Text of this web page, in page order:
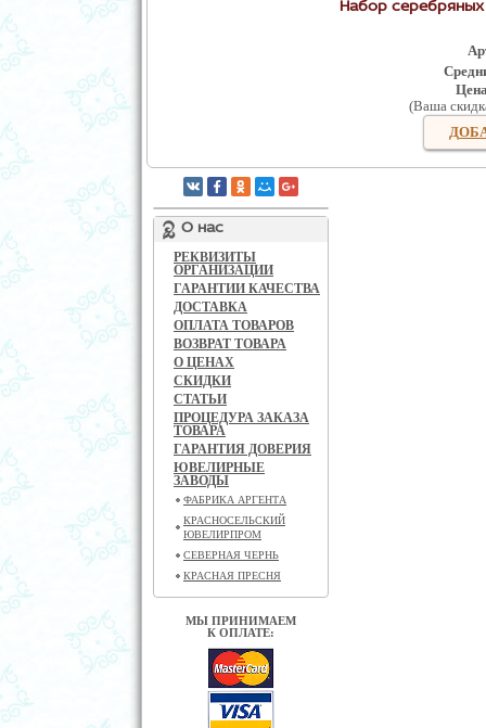
Набор
(Ваша
О нас
РЕКВИЗИТЫ
ОРГАНИЗАЦИИ
ГАРАНТИИ КАЧЕСТВА
ДОСТАВКА
ОПЛАТА ТОВАРОВ
ВОЗВРАТ ТОВАРА
О ЦЕНАХ
СКИДКИ
СТАТЬИ
ПРОЦЕДУРА ЗАКАЗА
ТОВАРА
ГАРАНТИЯ ДОВЕРИЯ
ЮВЕЛИРНЫЕ
ЗАВОДЫ
ФАБРИКА АРГЕНТА
КРАСНОСЕЛЬСКИЙ
ЮВЕЛИРПРОМ
СЕВЕРНАЯ ЧЕРНЬ
КРАСНАЯ ПРЕСНЯ
МЫ ПРИНИМАЕМ
К ОПЛАТЕ: